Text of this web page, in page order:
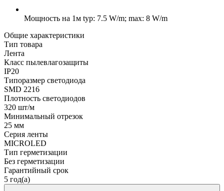
Мощность на 1м typ: 7.5 W/m; max: 8 W/m
Общие характеристики
Тип товара
Лента
Класс пылевлагозащиты
IP20
Типоразмер светодиода
SMD 2216
Плотность светодиодов
320 шт/м
Минимальный отрезок
25 мм
Серия ленты
MICROLED
Тип герметизации
Без герметизации
Гарантийный срок
5 год(а)